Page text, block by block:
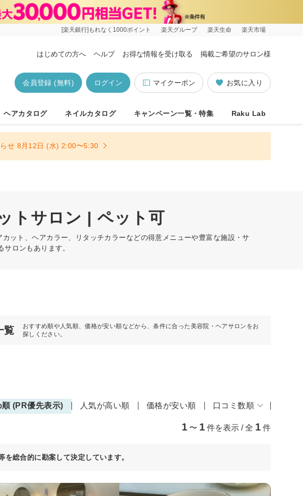
[楽天銀行]もれなく1000ポイント 楽天グループ 楽天生命 楽天市場
はじめての方へ ヘルプ お得な情報を受け取る 掲載ご希望のサロン様
お気に入り
マイクーポン
ログイン
会員登録 (無料)
ヘアカタログ ネイルカタログ キャンペーン一覧・特集 Raku Lab
せ 8月12日 (水) 2:00〜5:30
トサロン | ペット可
ット、ヘアカラー、リタッチカラーなどの得意メニューや豊富な施設・サ
ロンもあります。
覧
おすすめ順や人気順、価格が安い順などから、条件に合った美容院・ヘアサロンをお
探しください。
順 (PR優先表示) 人気が高い順 価格が安い順 口コミ数順
1 〜 1 件を表示 / 全 1 件
総合的に勘案して決定しています。